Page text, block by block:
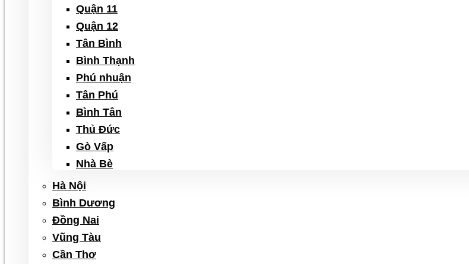
Quận 11
Quận 12
Tân Bình
Bình Thạnh
Phú nhuận
Tân Phú
Bình Tân
Thủ Đức
Gò Vấp
Nhà Bè
Hà Nội
Bình Dương
Đồng Nai
Vũng Tàu
Cần Thơ